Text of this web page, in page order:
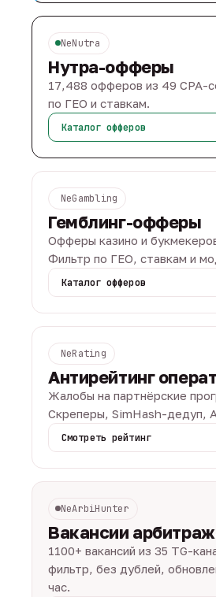
NeNutra
Нутра-офферы
17,488 офферов из 49 CPA-
по ГЕО и ставкам.
Каталог офферов
NeGambling
Гемблинг-офферы
Офферы казино и
Фильтр по ГЕО, ставкам и
Каталог офферов
NeRating
Антирейтинг
Жалобы на партнёрские
Скреперы, SimHash-дедуп,
Смотреть рейтинг
NeArbiHunter
Вакансии
1100+ вакансий из 35 TG-
фильтр, без дублей,
час.